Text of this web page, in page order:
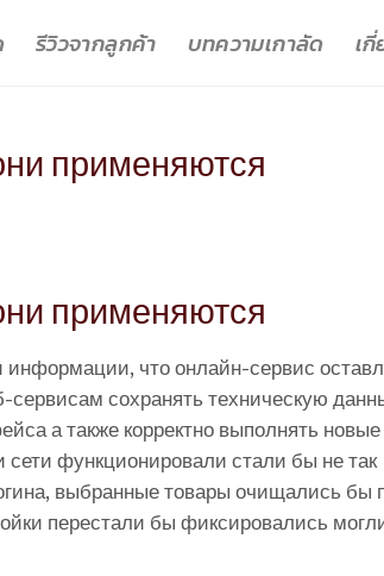
รีวิวจากลูกค้า บทความเกาลัด เกี่
применяются
применяются
что онлайн-сервис
сохранять техническую
а также корректно выполнять новые
функционировали стали бы не так
выбранные товары очищались бы
перестали бы фиксировались